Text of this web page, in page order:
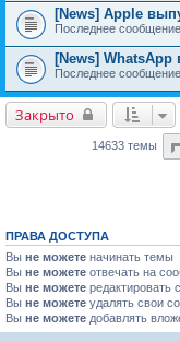
[News] Apple
Последнее сообщение
[News]
Последнее сообщение
Закрыто
14633 темы
ПРАВА ДОСТУПА
Вы не можете начинать темы
Вы не можете отвечать на
Вы не можете редактировать
Вы не можете удалять свои
Вы не можете добавлять